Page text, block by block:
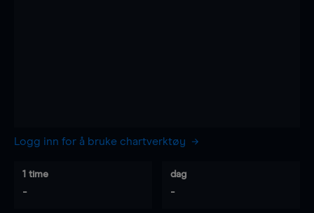
Logg inn for å bruke chartverktøy
1 time
-
dag
-